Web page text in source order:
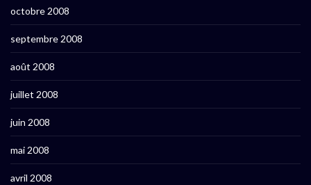
octobre 2008
septembre 2008
août 2008
juillet 2008
juin 2008
mai 2008
avril 2008